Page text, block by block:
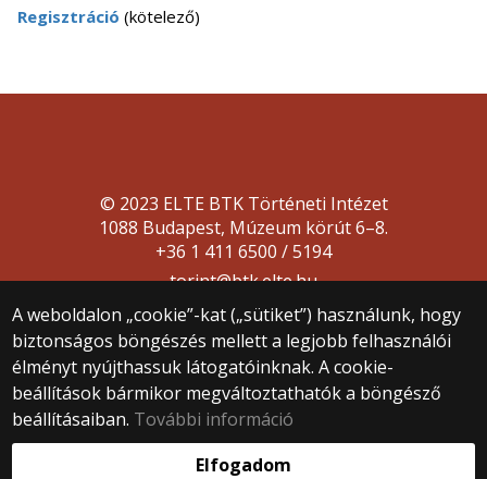
Regisztráció (kötelező)
A weboldalon „cookie”-kat („sütiket”) használunk, hogy
biztonságos böngészés mellett a legjobb felhasználói
élményt nyújthassuk látogatóinknak. A cookie-
beállítások bármikor megváltoztathatók a böngésző
beállításaiban. További információ
Elfogadom
© 2023 ELTE BTK Történeti Intézet
1088 Budapest, Múzeum körút 6–8.
+36 1 411 6500 / 5194
torint@btk.elte.hu
Webfejlesztés: